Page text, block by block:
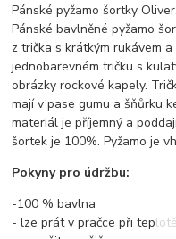
Pánské pyžamo šortky Oliver.
Pánské bavlněné pyžamo
z trička s krátkým rukávem
jednobarevném tričku s
obrázky rockové kapely.
mají v pase gumu a šňůrku
materiál je příjemný a
šortek je 100%. Pyžamo je
Pokyny pro údržbu:
-100 % bavlna
- lze prát v pračce při